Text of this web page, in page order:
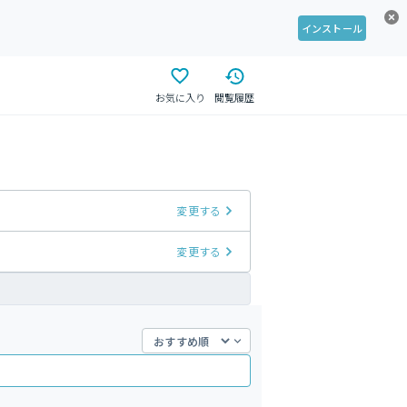
インストール
お気に入り 閲覧履歴
変更する
変更する